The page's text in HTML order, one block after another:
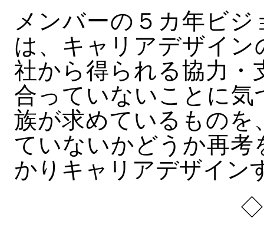
メンバーの５カ年ビ
は、キャリアデザイ
社から得られる協力・
合っていないことに気
族が求めているものを
ていないかどうか再考
かりキャリアデザイン